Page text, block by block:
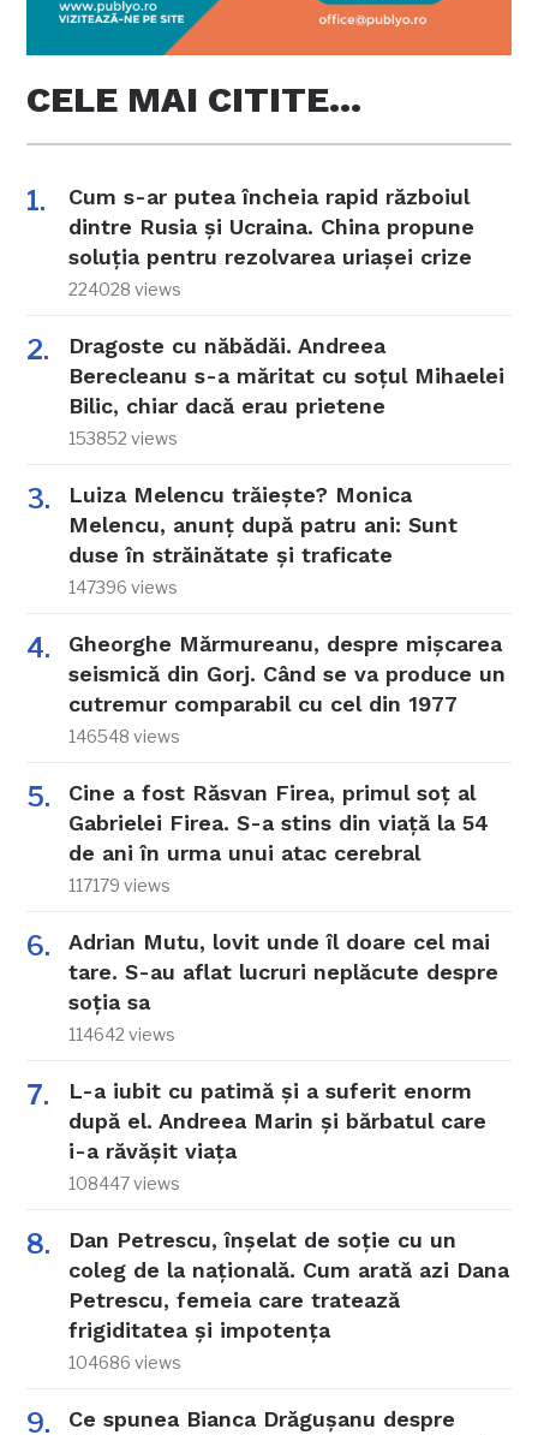
CELE MAI CITITE…
Cum s-ar putea încheia rapid războiul
dintre Rusia și Ucraina. China propune
soluția pentru rezolvarea uriașei crize
224028 views
Dragoste cu năbădăi. Andreea
Berecleanu s-a măritat cu soțul Mihaelei
Bilic, chiar dacă erau prietene
153852 views
Luiza Melencu trăiește? Monica
Melencu, anunț după patru ani: Sunt
duse în străinătate și traficate
147396 views
Gheorghe Mărmureanu, despre mișcarea
seismică din Gorj. Când se va produce un
cutremur comparabil cu cel din 1977
146548 views
Cine a fost Răsvan Firea, primul soț al
Gabrielei Firea. S-a stins din viață la 54
de ani în urma unui atac cerebral
117179 views
Adrian Mutu, lovit unde îl doare cel mai
tare. S-au aflat lucruri neplăcute despre
soția sa
114642 views
L-a iubit cu patimă și a suferit enorm
după el. Andreea Marin și bărbatul care
i-a răvășit viața
108447 views
Dan Petrescu, înșelat de soție cu un
coleg de la națională. Cum arată azi Dana
Petrescu, femeia care tratează
frigiditatea și impotența
104686 views
Ce spunea Bianca Drăgușanu despre